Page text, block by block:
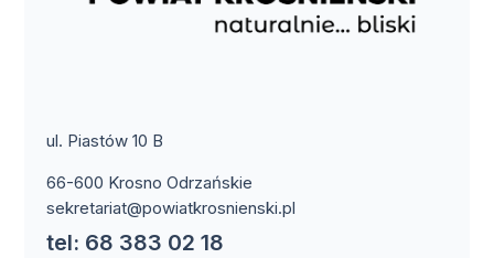
ul. Piastów 10 B
66-600 Krosno Odrzańskie
sekretariat@powiatkrosnienski.pl
tel: 68 383 02 18